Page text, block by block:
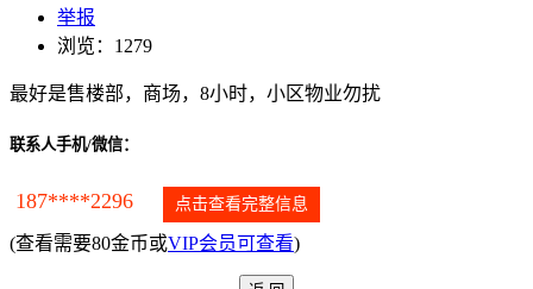
举报
浏览：1279
最好是售楼部，商场，8小时，小区物业勿扰
联系人手机/微信：
187****2296 点击查看完整信息
(查看需要80金币或VIP会员可查看)